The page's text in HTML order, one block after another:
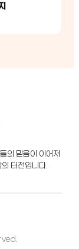
의 믿음이 이어져
터전입니다.